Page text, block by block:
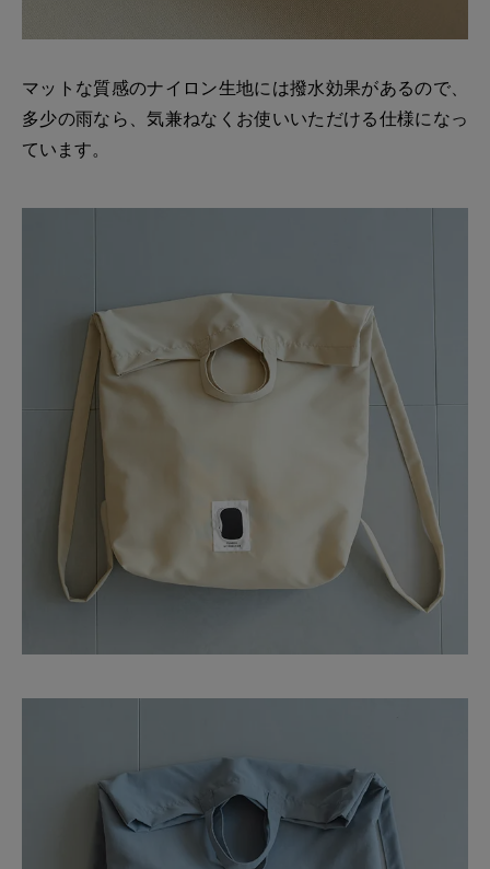
マットな質感のナイロン生地には撥水効果があるので、
多少の雨なら、気兼ねなくお使いいただける仕様になっ
ています。